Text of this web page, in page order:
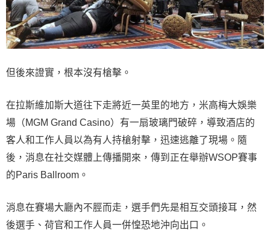
但後來證實，根本沒有槍擊。
在拉斯維加斯大道往下走將近一英里的地方，米高梅大娛樂
場（MGM Grand Casino）有一扇玻璃門破碎，導致酒店的
客人和工作人員以為有人持槍射擊，迅速逃離了現場。隨
後，消息在社交媒體上傳播開來，傳到正在舉辦WSOP賽事
的Paris Ballroom。
消息在賽場大廳內不脛而走，選手們先是相互交頭接耳，然
後選手、荷官和工作人員一併惶恐地沖向出口。